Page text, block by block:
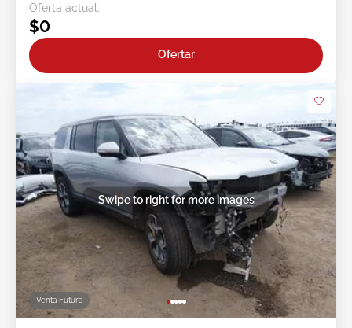
Oferta actual:
$0
Ofertar
Venta Futura
Swipe to right for more images